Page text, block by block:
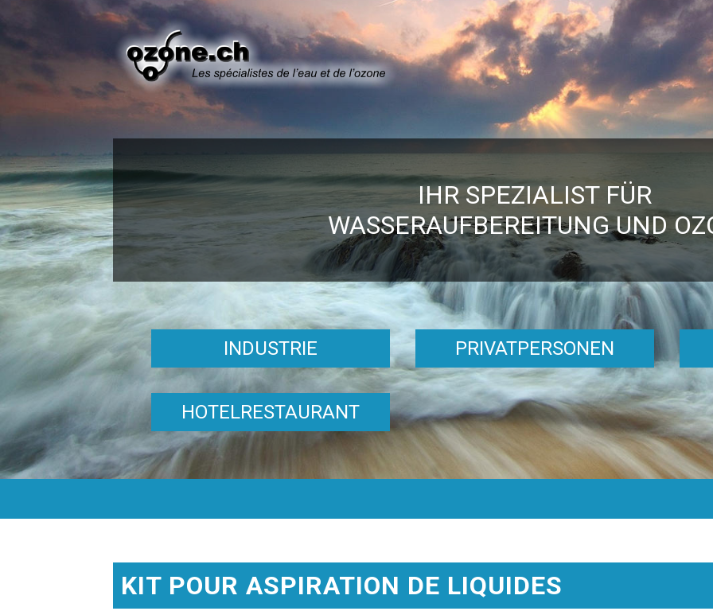
IHR SPEZIALIST FÜR
WASSERAUFBEREITUNG UND
INDUSTRIE PRIVATPERSONEN
HOTELRESTAURANT
KIT POUR ASPIRATION DE LIQUIDES